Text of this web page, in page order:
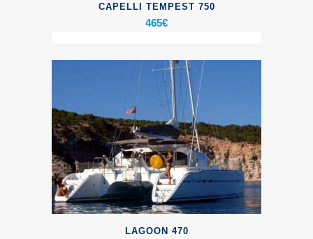
CAPELLI TEMPEST 750
465€
LAGOON 470